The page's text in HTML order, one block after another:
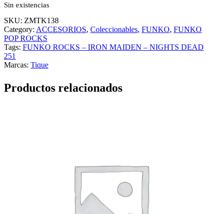
Sin existencias
SKU: ZMTK138
Category: ACCESORIOS, Coleccionables, FUNKO, FUNKO
POP ROCKS
Tags: FUNKO ROCKS – IRON MAIDEN – NIGHTS DEAD
251
Marcas: Tique
Productos relacionados